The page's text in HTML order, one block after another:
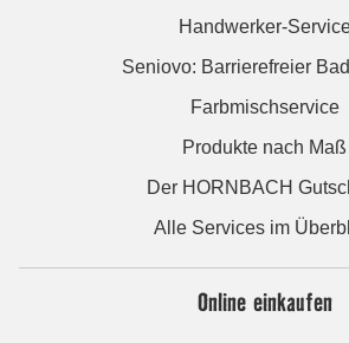
Handwerker-
Seniovo: Barrierefreier
Farbmischservice
Produkte nach Maß
Der HORNBACH
Alle Services im
Online einkaufen